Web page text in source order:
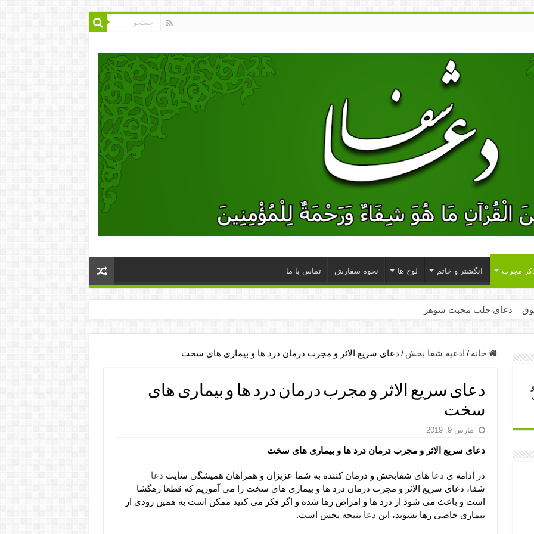
مجرب انگشتر و خاتم لوح ها نحوه سفارش تماس با ما
– دعای جلب محبت شوهر
– دعای یا من اظهر الجمیل برای حاجت
آن ها – ذکر مخصوص مستجاب الدعوه شدن
– دعای ترس و بی خوابی کودکان
دعای رفع مشکلات و طلب حاجت
– آیه‌ جلب ثروت و برکت مال
چشم زخم – دعای چشم زخم ماشاالله
برای آرامش قلب و رفع اضطراب
روز – دعای ثروت حضرت سلیمان
خانه / ادعیه شفا بخش / دعای سریع الاثر و مجرب درمان درد ها و بیماری های سخت
دعای سریع الاثر و مجرب درمان درد ها و بیماری های
سخت
مارس 9, 2019
دعای سریع الاثر و مجرب درمان درد ها و بیماری های سخت
در ادامه ی دعا های شفابخش و درمان کننده به شما عزیزان و همراهان همیشگی سایت دعا
شفا، دعای سریع الاثر و مجرب درمان درد ها و بیماری های سخت را می آموزیم که قطعا رهگشا
است و باعث می شود از درد ها و امراض رها شده و اگر فکر می کنید ممکن است به همین زودی از
بیماری خاصی رها نشوید، این دعا نتیجه بخش است.